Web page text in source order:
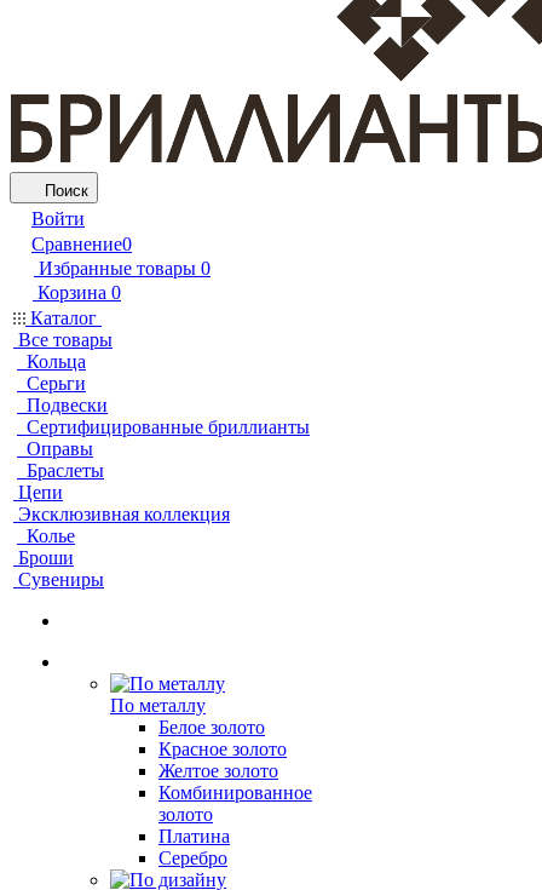
Поиск
Войти
Сравнение0
Избранные товары 0
Корзина 0
Каталог
Все товары
Кольца
Серьги
Подвески
Сертифицированные бриллианты
Оправы
Браслеты
Цепи
Эксклюзивная коллекция
Колье
Броши
Сувениры
По металлу
Белое золото
Красное золото
Желтое золото
Комбинированное
золото
Платина
Серебро